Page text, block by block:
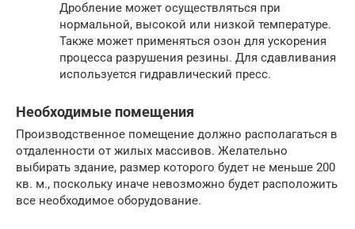
Дробление может осуществляться при
нормальной, высокой или низкой температуре.
Также может применяться озон для ускорения
процесса разрушения резины. Для сдавливания
используется гидравлический пресс.
Необходимые помещения
Производственное помещение должно располагаться в
отдаленности от жилых массивов. Желательно
выбирать здание, размер которого будет не меньше 200
кв. м., поскольку иначе невозможно будет расположить
все необходимое оборудование.